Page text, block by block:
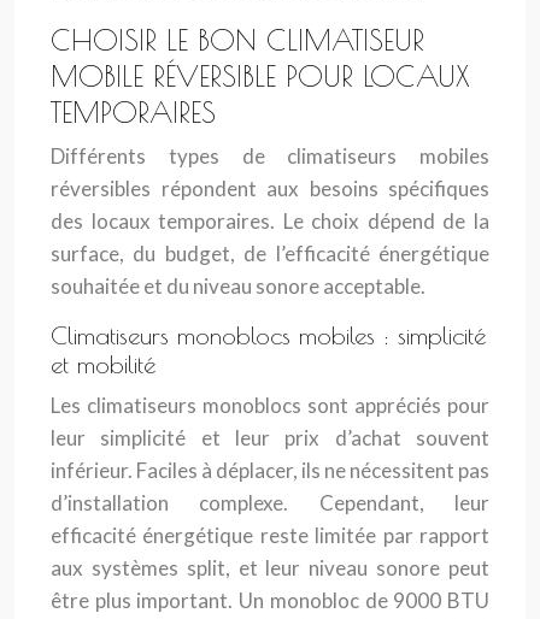
CHOISIR LE BON CLIMATISEUR
MOBILE RÉVERSIBLE POUR LOCAUX
TEMPORAIRES
Différents types de climatiseurs mobiles
réversibles répondent aux besoins spécifiques
des locaux temporaires. Le choix dépend de la
surface, du budget, de l’efficacité énergétique
souhaitée et du niveau sonore acceptable.
Climatiseurs monoblocs mobiles : simplicité
et mobilité
Les climatiseurs monoblocs sont appréciés pour
leur simplicité et leur prix d’achat souvent
inférieur. Faciles à déplacer, ils ne nécessitent pas
d’installation complexe. Cependant, leur
efficacité énergétique reste limitée par rapport
aux systèmes split, et leur niveau sonore peut
être plus important. Un monobloc de 9000 BTU